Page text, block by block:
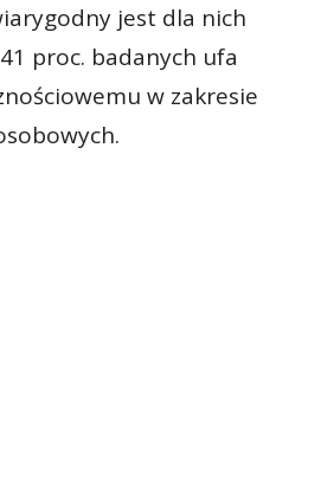
jest dla nich
proc. badanych ufa
w zakresie